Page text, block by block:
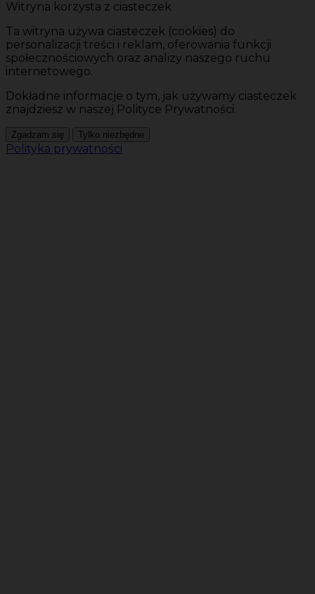
Witryna korzysta z ciasteczek
Ta witryna używa ciasteczek (cookies) do
personalizacji treści i reklam, oferowania funkcji
społecznościowych oraz analizy naszego ruchu
internetowego.
Dokładne informacje o tym, jak używamy ciasteczek
znajdziesz w naszej Polityce Prywatności.
Zgadzam się Tylko niezbędne
Polityka prywatności